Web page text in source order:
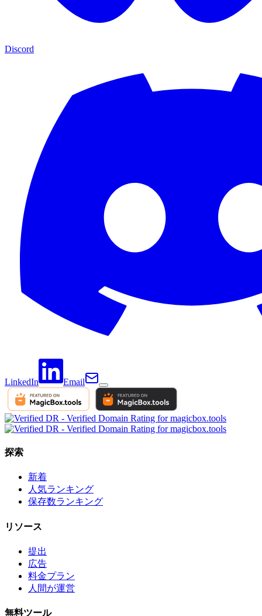
Discord
LinkedIn Email
探索
新着
人気ランキング
保存数ランキング
リソース
提出
広告
料金プラン
人間が運営
無料ツール